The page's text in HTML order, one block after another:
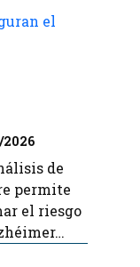
de
permite
el riesgo